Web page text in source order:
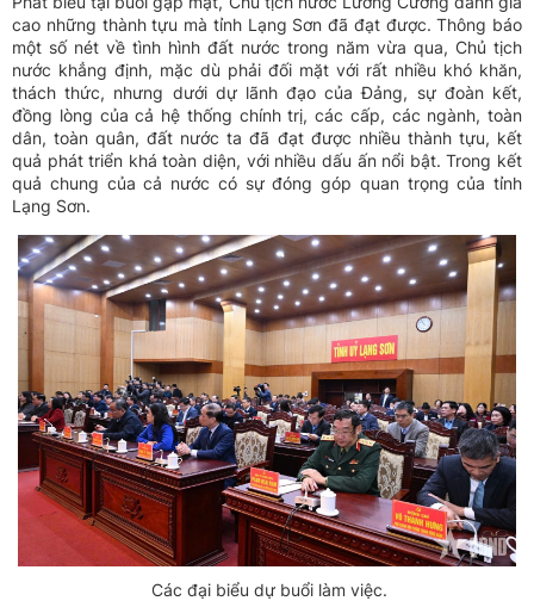
cao những thành tựu mà tỉnh Lạng Sơn đã đạt được. Thông báo
một số nét về tình hình đất nước trong năm vừa qua, Chủ tịch
nước khẳng định, mặc dù phải đối mặt với rất nhiều khó khăn,
thách thức, nhưng dưới dự lãnh đạo của Đảng, sự đoàn kết,
đồng lòng của cả hệ thống chính trị, các cấp, các ngành, toàn
dân, toàn quân, đất nước ta đã đạt được nhiều thành tựu, kết
quả phát triển khá toàn diện, với nhiều dấu ấn nổi bật. Trong kết
quả chung của cả nước có sự đóng góp quan trọng của tỉnh
Lạng Sơn.
Các đại biểu dự buổi làm việc.